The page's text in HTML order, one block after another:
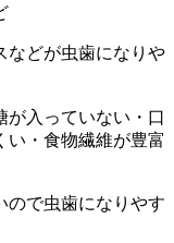
どが虫歯になりや
が入っていない・口
い・食物繊維が豊富
ので虫歯になりやす